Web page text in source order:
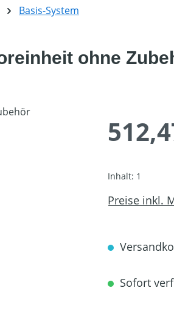
Basis-System
ohne
Inhalt: 1
Preise inkl.
Sofort